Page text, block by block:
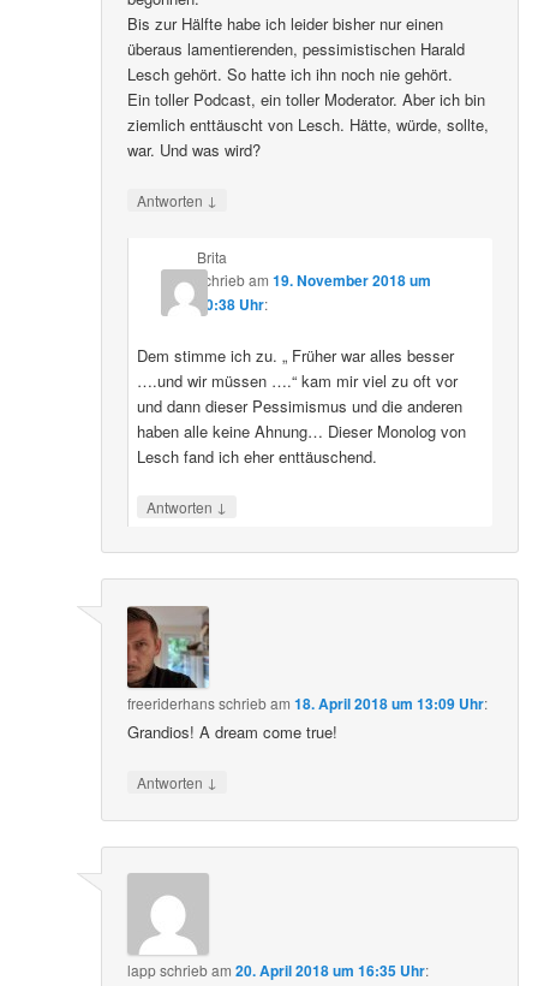
Bis zur Hälfte habe ich leider bisher nur einen
überaus lamentierenden, pessimistischen Harald
Lesch gehört. So hatte ich ihn noch nie gehört.
Ein toller Podcast, ein toller Moderator. Aber ich bin
ziemlich enttäuscht von Lesch. Hätte, würde, sollte,
war. Und was wird?
Antworten ↓
Brita
schriebam 19. November 2018 um
20:38 Uhr:
Dem stimme ich zu. „ Früher war alles besser
….und wir müssen ….“ kam mir viel zu oft vor
und dann dieser Pessimismus und die anderen
haben alle keine Ahnung… Dieser Monolog von
Lesch fand ich eher enttäuschend.
Antworten ↓
freeriderhansschriebam18. April 2018 um 13:09 Uhr:
Grandios! A dream come true!
Antworten ↓
lappschriebam20. April 2018 um 16:35 Uhr: